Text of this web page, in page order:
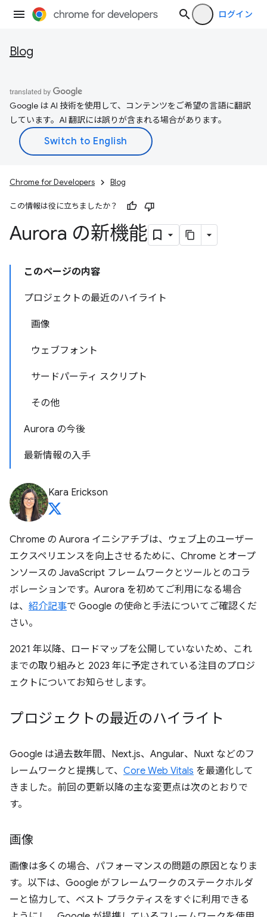
ログイン
Blog
Google は AI 技術を使用して、コンテンツをご希望の言語に翻訳
しています。AI 翻訳には誤りが含まれる場合があります。
Chrome for Developers Blog
この情報は役に立ちましたか？
Aurora の新機能
このページの内容
プロジェクトの最近のハイライト
画像
ウェブフォント
サードパーティ スクリプト
その他
Aurora の今後
最新情報の入手
Kara Erickson
Chrome の Aurora イニシアチブは、ウェブ上のユーザー
エクスペリエンスを向上させるために、Chrome とオープ
ンソースの JavaScript フレームワークとツールとのコラ
ボレーションです。Aurora を初めてご利用になる場合
は、 紹介記事で Google の使命と手法についてご確認くだ
さい。
2021 年以降、ロードマップを公開していないため、これ
までの取り組みと 2023 年に予定されている注目のプロジ
ェクトについてお知らせします。
プロジェクトの最近のハイライト
Google は過去数年間、Next.js、Angular、Nuxt などのフ
レームワークと提携して、 Core Web Vitals を最適化して
きました。前回の更新以降の主な変更点は次のとおりで
す。
画像
画像は多くの場合、パフォーマンスの問題の原因となりま
す。以下は、Google がフレームワークのステークホルダ
ーと協力して、ベスト プラクティスをすぐに利用できる